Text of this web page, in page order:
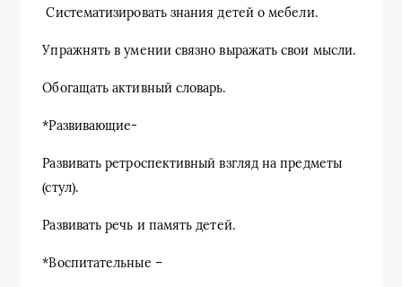
Систематизировать знания детей о мебели.
Упражнять в умении связно выражать свои мысли.
Обогащать активный словарь.
*Развивающие-
Развивать ретроспективный взгляд на предметы
(стул).
Развивать речь и память детей.
*Воспитательные –